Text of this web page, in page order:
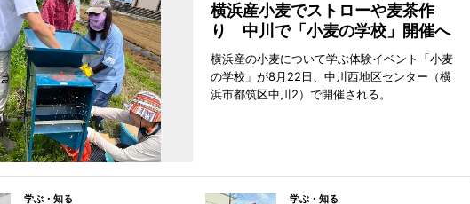
横浜産小麦でストローや麦茶作
り 中川で「小麦の学校」開催へ
横浜産の小麦について学ぶ体験イベント「小麦
の学校」が8月22日、中川西地区センター（横
浜市都筑区中川2）で開催される。
学ぶ・知る 学ぶ・知る